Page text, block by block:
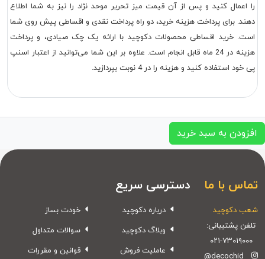
را اعمال کنید و پس از آن قیمت میز تحریر موحد نژاد را نیز به شما اطلاع
دهند. برای پرداخت هزینه خرید، دو راه پرداخت نقدی و اقساطی پیش روی شما
است. خرید اقساطی محصولات دکوچید با ارائه یک چک صیادی، و پرداخت
هزینه در 24 ماه قابل انجام است. علاوه بر این شما می‌توانید از اعتبار اسنپ
پی خود استفاده کنید و هزینه را در 4 نوبت بپردازید.
افزودن به سبد خرید
تماس با ما
شعب دکوچید
تلفن پشتیبانی:
۰۲۱-۷۳۰۱۹۰۰۰
@decochid
دسترسی سریع
درباره دکوچید
وبلاگ دکوچید
عاملیت فروش
خودت بساز
سوالات متداول
قوانین و مقررات